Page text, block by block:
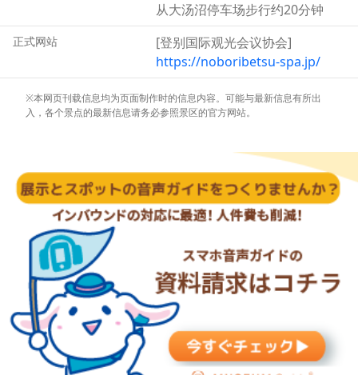
位于地狱谷入口处的登别公园服务中心提供免费雨靴租赁服
务，如有需要，欢迎前往咨询。
从大汤沼停车场步行约20分钟
正式网站
[登别国际观光会议协会]
https://noboribetsu-spa.jp/
※本网页刊载信息均为页面制作时的信息内容。可能与最新信息有所出
入，各个景点的最新信息请务必参照景区的官方网站。